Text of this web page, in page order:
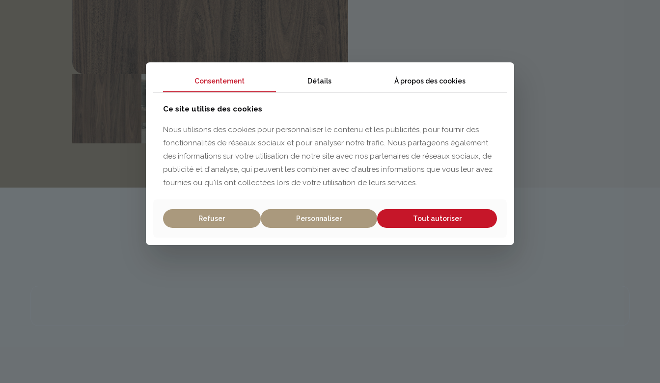
Consentement Détails À propos des cookies
Ce site utilise des cookies
Nous utilisons des cookies pour personnaliser le contenu et les publicités, pour fournir des
fonctionnalités de réseaux sociaux et pour analyser notre trafic. Nous partageons également
des informations sur votre utilisation de notre site avec nos partenaires de réseaux sociaux, de
publicité et d'analyse, qui peuvent les combiner avec d'autres informations que vous leur avez
fournies ou qu'ils ont collectées lors de votre utilisation de leurs services.
Refuser Personnaliser Tout autoriser